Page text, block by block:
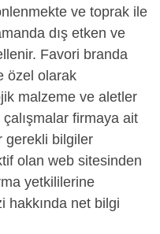
ve toprak ile
dış etken ve
Favori branda
özel olarak
malzeme ve aletler
çalışmalar firmaya ait
gerekli bilgiler
olan web sitesinden
yetkililerine
hakkında net bilgi